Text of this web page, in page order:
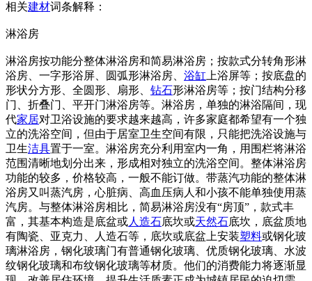
相关建材词条解释：
淋浴房
淋浴房按功能分整体淋浴房和简易淋浴房；按款式分转角形淋
浴房、一字形浴屏、圆弧形淋浴房、 浴缸 上浴屏等；按底盘的
形状分方形、全圆形、扇形、 钻石形淋浴房等；按门结构分移
门、折叠门、平开门淋浴房等。淋浴房，单独的淋浴隔间，现
代家居对卫浴设施的要求越来越高，许多家庭都希望有一个独
立的洗浴空间，但由于居室卫生空间有限，只能把洗浴设施与
卫生洁具置于一室。淋浴房充分利用室内一角，用围栏将淋浴
范围清晰地划分出来，形成相对独立的洗浴空间。整体淋浴房
功能的较多，价格较高，一般不能订做。带蒸汽功能的整体淋
浴房又叫蒸汽房，心脏病、高血压病人和小孩不能单独使用蒸
汽房。与整体淋浴房相比，简易淋浴房没有“房顶”，款式丰
富，其基本构造是底盆或人造石底坎或天然石底坎，底盆质地
有陶瓷、亚克力、人造石等，底坎或底盆上安装塑料或钢化玻
璃淋浴房，钢化玻璃门有普通钢化玻璃、优质钢化玻璃、水波
纹钢化玻璃和布纹钢化玻璃等材质。他们的消费能力将逐渐显